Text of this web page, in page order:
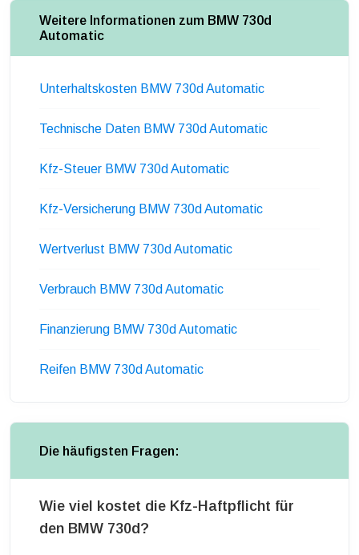
Weitere Informationen zum BMW 730d
Automatic
Unterhaltskosten BMW 730d Automatic
Technische Daten BMW 730d Automatic
Kfz-Steuer BMW 730d Automatic
Kfz-Versicherung BMW 730d Automatic
Wertverlust BMW 730d Automatic
Verbrauch BMW 730d Automatic
Finanzierung BMW 730d Automatic
Reifen BMW 730d Automatic
Die häufigsten Fragen:
Wie viel kostet die Kfz-Haftpflicht für
den BMW 730d?